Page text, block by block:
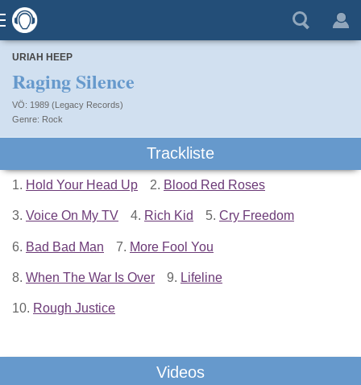
URIAH HEEP
Raging Silence
VÖ: 1989 (Legacy Records)
Rock
Trackliste
1. Hold Your Head Up 2. Blood Red Roses
3. Voice On My TV 4. Rich Kid 5. Cry Freedom
6. Bad Bad Man 7. More Fool You
8. When The War Is Over 9. Lifeline
10. Rough Justice
Videos